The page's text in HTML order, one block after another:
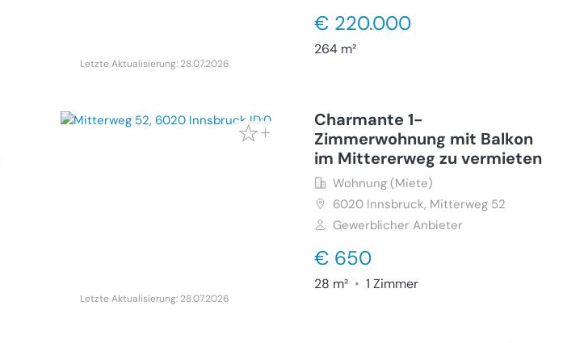
€ 220.000
264 m²
Letzte Aktualisierung: 28.07.2026
Charmante 1-
Zimmerwohnung mit Balkon
im Mittererweg zu vermieten
Wohnung (Miete)
6020 Innsbruck, Mitterweg 52
Gewerblicher Anbieter
€ 650
28 m² • 1 Zimmer
Letzte Aktualisierung: 28.07.2026